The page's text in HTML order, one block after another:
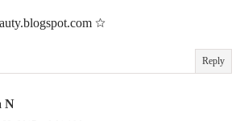
☆
Reply
N